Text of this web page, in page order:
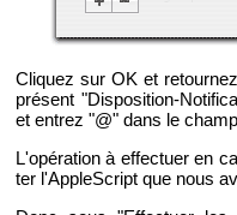
Cli­quez sur OK et
pré­sent "Dis­po­si­tion-
et en­trez "@" dans le
L'opé­ra­tion à ef­fec­tuer en
ter l'Ap­pleS­cript que nous